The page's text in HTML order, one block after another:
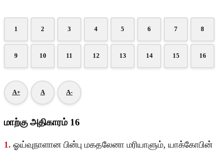
1 2 3 4 5 6 7 8
9 10 11 12 13 14 15 16
A+ A A-
மாற்கு அதிகாரம் 16
1. ஓய்வுநாளான பின்பு மகதலேனா மரியாளும், யாக்கோபின்